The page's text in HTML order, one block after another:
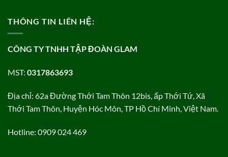
THÔNG TIN LIÊN HỆ:
CÔNG TY TNHH TẬP ĐOÀN GLAM
MST: 0317863693
Địa chỉ: 62a Đường Thới Tam Thôn 12bis, ấp Thới Tứ, Xã
Thới Tam Thôn, Huyện Hóc Môn, TP Hồ Chí Minh, Việt Nam.
Hotline: 0909 024 469